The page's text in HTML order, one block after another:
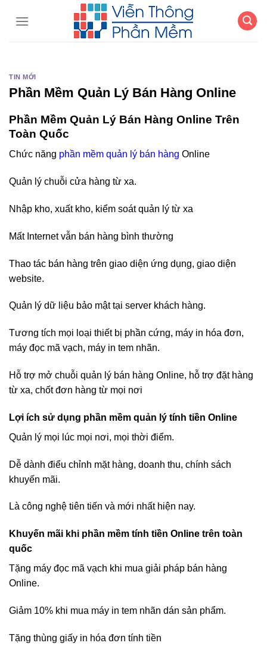
TIN MỚI
Phần Mềm Quản Lý Bán Hàng Online
Phần Mềm Quản Lý Bán Hàng Online Trên
Toàn Quốc
Chức năng phần mềm quản lý bán hàng Online
Quản lý chuỗi cửa hàng từ xa.
Nhập kho, xuất kho, kiểm soát quản lý từ xa
Mất Internet vẫn bán hàng bình thường
Thao tác bán hàng trên giao diện ứng dụng, giao diện
website.
Quản lý dữ liệu bảo mật tại server khách hàng.
Tương tích mọi loại thiết bị phần cứng, máy in hóa đơn,
máy đọc mã vạch, máy in tem nhãn.
Hỗ trợ mở chuỗi quản lý bán hàng Online, hỗ trợ đặt hàng
từ xa, chốt đơn hàng từ mọi nơi
Lợi ích sử dụng phần mềm quản lý tính tiền Online
Quản lý mọi lúc mọi nơi, mọi thời điểm.
Dễ dành điểu chỉnh mặt hàng, doanh thu, chính sách
khuyến mãi.
Là công nghệ tiên tiến và mới nhất hiện nay.
Khuyến mãi khi phần mềm tính tiền Online trên toàn
quốc
Tặng máy đọc mã vạch khi mua giải pháp bán hàng
Online.
Giảm 10% khi mua máy in tem nhãn dán sản phẩm.
Tặng thùng giấy in hóa đơn tính tiền